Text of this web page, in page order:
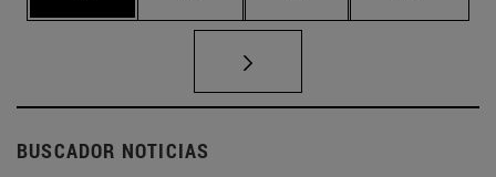
BUSCADOR NOTICIAS